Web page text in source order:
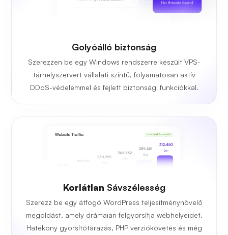
Golyóálló biztonság
Szerezzen be egy Windows rendszerre készült VPS-
tárhelyszervert vállalati szintű, folyamatosan aktív
DDoS-védelemmel és fejlett biztonsági funkciókkal.
Korlátlan Sávszélesség
Szerezz be egy átfogó WordPress teljesítménynövelő
megoldást, amely drámaian felgyorsítja webhelyeidet.
Hatékony gyorsítótárazás, PHP verziókövetés és még